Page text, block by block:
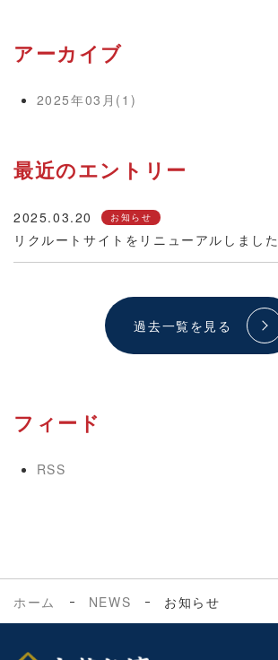
アーカイブ
2025年03月(1)
最近のエントリー
2025.03.20 お知らせ
リクルートサイトをリニューアルしました
過去一覧を見る
フィード
RSS
ホーム NEWS お知らせ